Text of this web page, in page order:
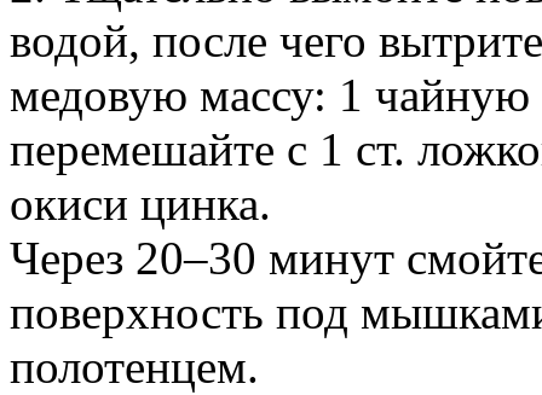
водой, после чего
медовую массу: 1 чайную
перемешайте с 1 ст.
окиси цинка.
Через 20–30 минут
поверхность под
полотенцем.